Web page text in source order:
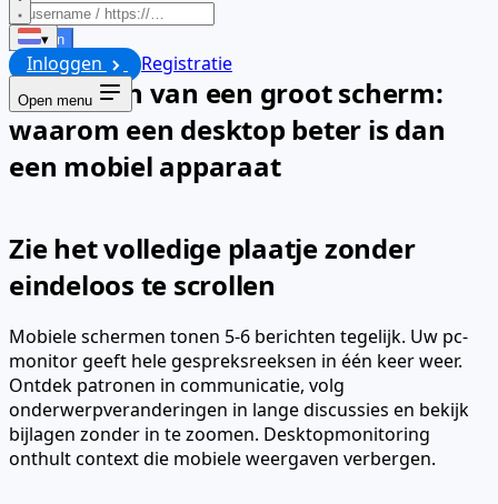
▾
Inloggen Registratie
Open menu
Starten
Voordelen van een groot scherm:
waarom een desktop beter is dan
een mobiel apparaat
Zie het volledige plaatje zonder
eindeloos te scrollen
Mobiele schermen tonen 5-6 berichten tegelijk. Uw pc-
monitor geeft hele gespreksreeksen in één keer weer.
Ontdek patronen in communicatie, volg
onderwerpveranderingen in lange discussies en bekijk
bijlagen zonder in te zoomen. Desktopmonitoring
onthult context die mobiele weergaven verbergen.